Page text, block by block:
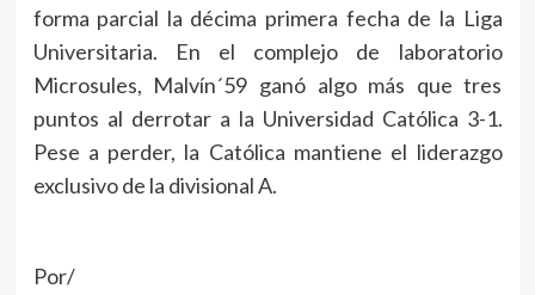
forma parcial la décima primera fecha de la Liga
Universitaria. En el complejo de laboratorio
Microsules, Malvín´59 ganó algo más que tres
puntos al derrotar a la Universidad Católica 3-1.
Pese a perder, la Católica mantiene el liderazgo
exclusivo de la divisional A.
Por/